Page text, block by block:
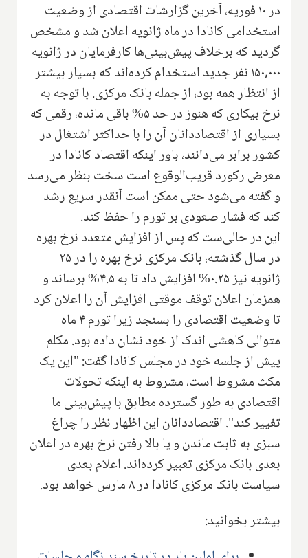
در ۱۰ فوریه، آخرین گزارشات اقتصادی از وضعیت
استخدامی کانادا در ماه ژانویه اعلان شد و مشخص
گردید که برخلاف پیش‌بینی‌ها کارفرمایان در ژانویه
۱۵۰,۰۰۰ نفر جدید استخدام کرده‌اند که بسیار بیشتر
از انتظار همه بود، از جمله بانک مرکزی. با توجه به
نرخ بیکاری که هنوز در حد ۵% باقی مانده، رقمی که
بسیاری از اقتصاددانان آن را با حداکثر اشتغال در
کشور برابر می‌دانند، باور اینکه اقتصاد کانادا در
معرض رکورد قریب‌الوقوع است سخت بنظر می‌رسد
و گفته می‌شود حتی ممکن است آنقدر سریع رشد
کند که فشار صعودی بر تورم را حفظ کند.
این در حالی‌ست که پس از افزایش متعدد نرخ بهره
در سال گذشته، بانک مرکزی نرخ بهره را در ۲۵
ژانویه نیز ۰.۲۵% افزایش داد تا به ۴.۵% برساند و
همزمان اعلان توقف موقتی افزایش آن را اعلان کرد
تا وضعیت اقتصادی را بسنجد زیرا تورم ۴ ماه
متوالی کاهشی اندک از خود نشان داده بود. مکلم
پیش از جلسه خود در مجلس کانادا گفت: "این یک
مکث مشروط است، مشروط به اینکه تحولات
اقتصادی به طور گسترده مطابق با پیش‌بینی ما
تغییر کند". اقتصاددانان این اظهار نظر را چراغ
سبزی به ثابت ماندن و یا بالا رفتن نرخ بهره در اعلان
بعدی بانک مرکزی تعبیر کرده‌اند. اعلام بعدی
سیاست بانک مرکزی کانادا در ۸ مارس خواهد بود.
بیشتر بخوانید: